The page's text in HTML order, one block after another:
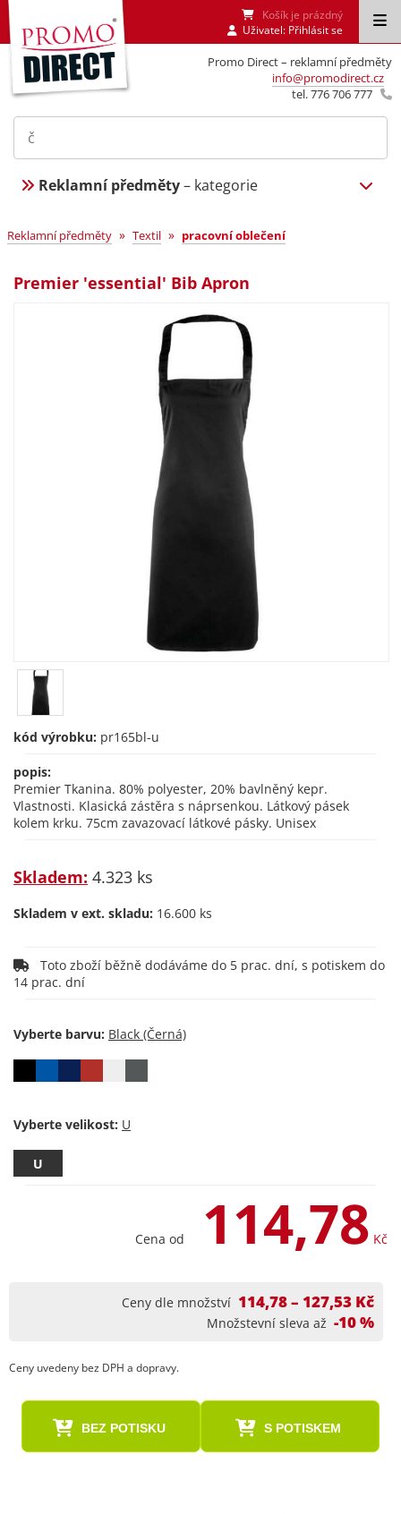
Promo Direct – reklamní předměty
info@promodirect.cz
tel. 776 706 777
Košík je prázdný
Uživatel: Přihlásit se
Reklamní předměty– kategorie
Reklamní předměty » Textil » pracovní oblečení
Premier 'essential' Bib Apron
kód výrobku: pr165bl-u
popis:
Premier Tkanina. 80% polyester, 20% bavlněný kepr.
Vlastnosti. Klasická zástěra s náprsenkou. Látkový pásek
kolem krku. 75cm zavazovací látkové pásky. Unisex
Skladem: 4.323 ks
Skladem v ext. skladu: 16.600 ks
14 prac. dní
Vyberte barvu:
Vyberte velikost:
U
Cena od 114,78 Kč
Ceny dle množství 114,78 – 127,53 Kč
Množstevní sleva až -10 %
Ceny uvedeny bez DPH a dopravy.
BEZ POTISKU S POTISKEM